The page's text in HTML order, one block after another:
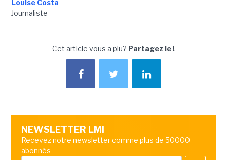
Louise Costa
Journaliste
Cet article vous a plu? Partagez le !
NEWSLETTER LMI
Recevez notre newsletter comme plus de 50000
abonnés